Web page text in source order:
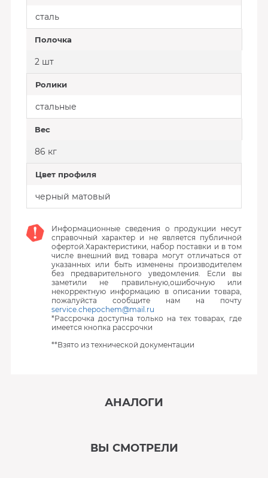
сталь
Полочка
2 шт
Ролики
стальные
Вес
86 кг
Цвет профиля
черный матовый
Информационные сведения о продукции несут
справочный характер и не является публичной
офертой.Характеристики, набор поставки и в том
числе внешний вид товара могут отличаться от
указанных или быть изменены производителем
без предварительного уведомления. Если вы
заметили не правильную,ошибочную или
некорректную информацию в описании товара,
пожалуйста сообщите нам на почту
service.chepochem@mail.ru
*Рассрочка доступна только на тех товарах, где
имеется кнопка рассрочки
**Взято из технической документации
АНАЛОГИ
ВЫ СМОТРЕЛИ